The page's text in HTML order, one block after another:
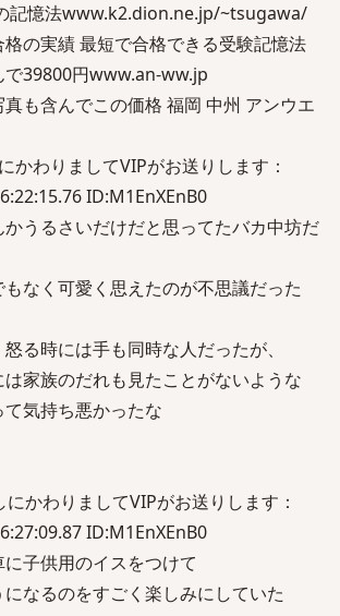
記憶法www.k2.dion.ne.jp/~tsugawa/
格の実績 最短で合格できる受験記憶法
で39800円www.an-ww.jp
も含んでこの価格 福岡 中州 アンウエ
かわりましてVIPがお送りします：
ID:M1EnXEnB0
うるさいだけだと思ってたバカ中坊だ
なく可愛く思えたのが不思議だった
る時には手も同時な人だったが、
家族のだれも見たことがないような
気持ち悪かったな
かわりましてVIPがお送りします：
ID:M1EnXEnB0
子供用のイスをつけて
なるのをすごく楽しみにしていた